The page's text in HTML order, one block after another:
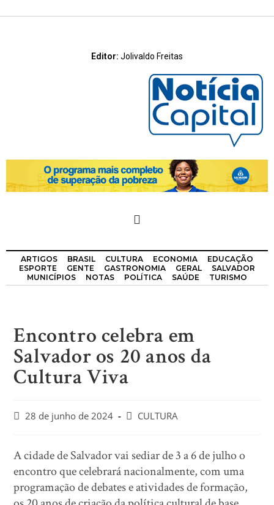
Editor: Jolivaldo Freitas
ARTIGOS BRASIL CULTURA ECONOMIA
EDUCAÇÃO
ESPORTE
GENTE GASTRONOMIA GERAL
SALVADOR
MUNICÍPIOS
NOTAS POLÍTICA SAÚDE TURISMO
Encontro celebra em
Salvador os 20 anos da
Cultura Viva
28 de junho de 2024 CULTURA
A cidade de Salvador vai sediar de 3 a 6 de julho o
encontro que celebrará nacionalmente, com uma
programação de debates e atividades de formação,